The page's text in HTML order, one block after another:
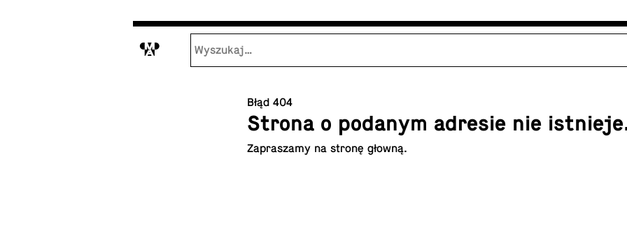
M
Błąd 404
Strona o podanym adresie nie
Za­pra­sza­my na stronę głowną.